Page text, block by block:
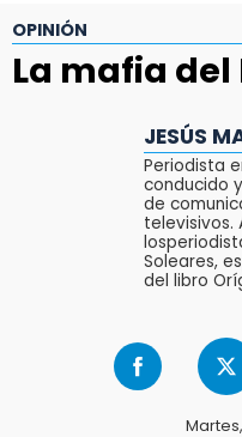
OPINIÓN
La mafia del
JESÚS
Periodista
conducido
de
televisivos.
Soleares,
del libro